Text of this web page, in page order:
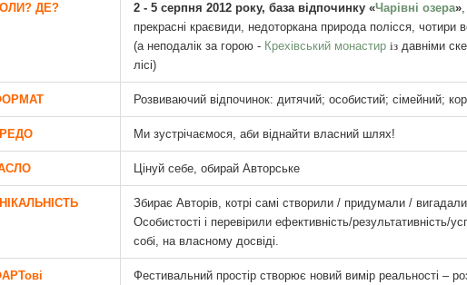
ДЕ? 2 - 5 серпня 2012 року, база відпочинку «Чарівні озера»,
прекрасні краєвиди, недоторкана природа полісся, чотири
(а неподалік за горою - Крехівський монастир іздавніми
лісі)
Розвиваючий відпочинок: дитячий; особистий; сімейний;
Ми зустрічаємося, аби віднайти власний шлях!
Цінуй себе, обирай Авторське
Збирає Авторів, котрі самі створили / придумали /
Особистості і перевірили ефективність/результативність/
собі, на власному досвіді.
Фестивальний простір створює новий вимір реальності –